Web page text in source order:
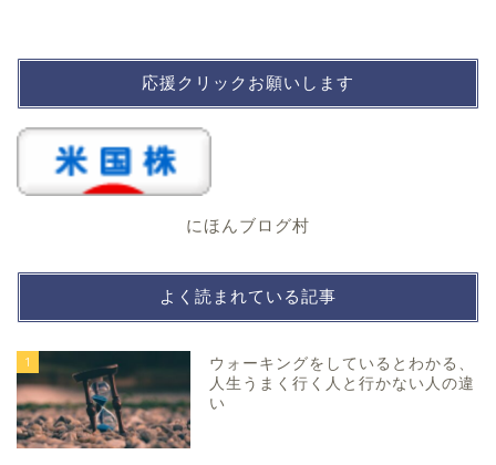
応援クリックお願いします
にほんブログ村
よく読まれている記事
1
ウォーキングをしているとわかる、
人生うまく行く人と行かない人の違
い